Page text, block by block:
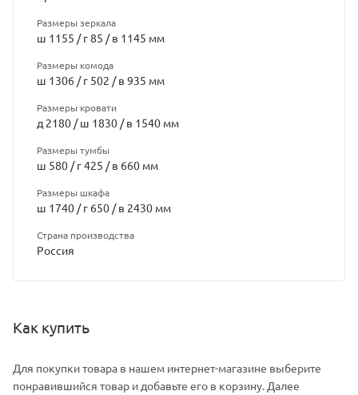
Размеры зеркала
ш 1155 / г 85 / в 1145 мм
Размеры комода
ш 1306 / г 502 / в 935 мм
Размеры кровати
д 2180 / ш 1830 / в 1540 мм
Размеры тумбы
ш 580 / г 425 / в 660 мм
Размеры шкафа
ш 1740 / г 650 / в 2430 мм
Страна производства
Россия
Как купить
Для покупки товара в нашем интернет-магазине выберите
понравившийся товар и добавьте его в корзину. Далее